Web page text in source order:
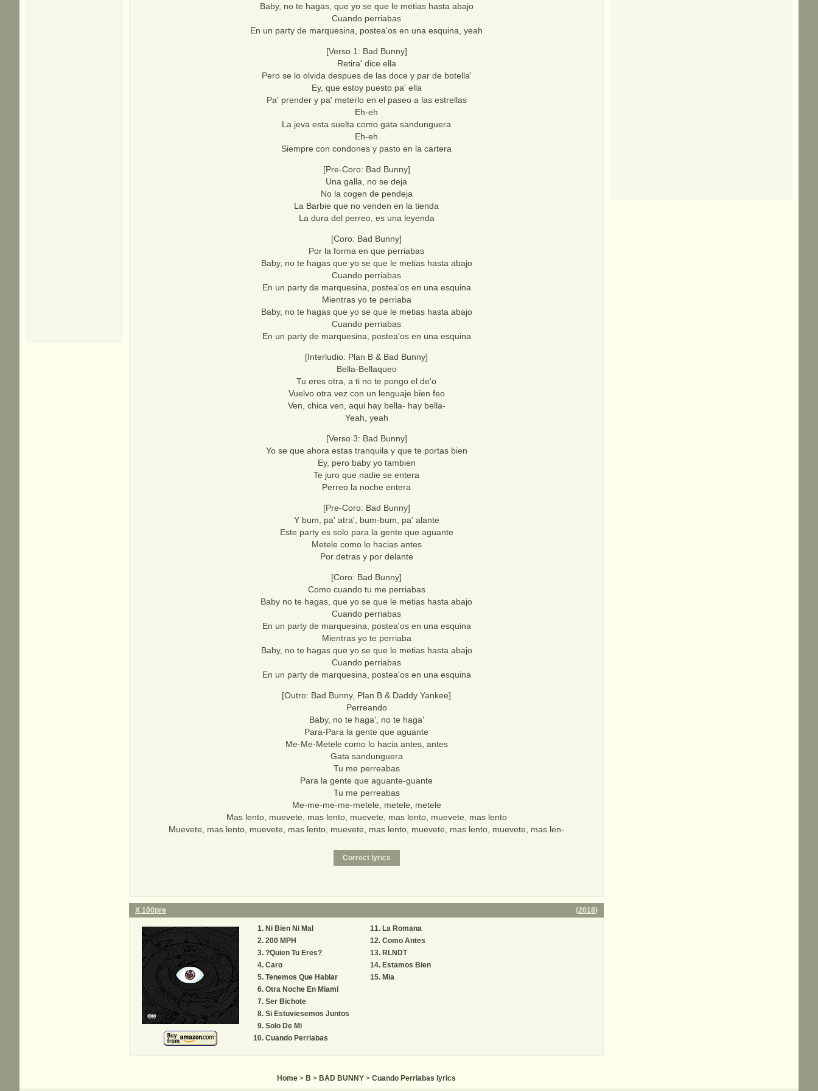
Baby, no te hagas, que yo se que le metias hasta abajo
Cuando perriabas
En un party de marquesina, postea'os en una esquina, yeah
[Verso 1: Bad Bunny]
Retira' dice ella
Pero se lo olvida despues de las doce y par de botella'
Ey, que estoy puesto pa' ella
Pa' prender y pa' meterlo en el paseo a las estrellas
Eh-eh
La jeva esta suelta como gata sandunguera
Eh-eh
Siempre con condones y pasto en la cartera
[Pre-Coro: Bad Bunny]
Una galla, no se deja
No la cogen de pendeja
La Barbie que no venden en la tienda
La dura del perreo, es una leyenda
[Coro: Bad Bunny]
Por la forma en que perriabas
Baby, no te hagas que yo se que le metias hasta abajo
Cuando perriabas
En un party de marquesina, postea'os en una esquina
Mientras yo te perriaba
Baby, no te hagas que yo se que le metias hasta abajo
Cuando perriabas
En un party de marquesina, postea'os en una esquina
[Interludio: Plan B & Bad Bunny]
Bella-Bellaqueo
Tu eres otra, a ti no te pongo el de'o
Vuelvo otra vez con un lenguaje bien feo
Ven, chica ven, aqui hay bella- hay bella-
Yeah, yeah
[Verso 3: Bad Bunny]
Yo se que ahora estas tranquila y que te portas bien
Ey, pero baby yo tambien
Te juro que nadie se entera
Perreo la noche entera
[Pre-Coro: Bad Bunny]
Y bum, pa' atra', bum-bum, pa' alante
Este party es solo para la gente que aguante
Metele como lo hacias antes
Por detras y por delante
[Coro: Bad Bunny]
Como cuando tu me perriabas
Baby no te hagas, que yo se que le metias hasta abajo
Cuando perriabas
En un party de marquesina, postea'os en una esquina
Mientras yo te perriaba
Baby, no te hagas que yo se que le metias hasta abajo
Cuando perriabas
En un party de marquesina, postea'os en una esquina
[Outro: Bad Bunny, Plan B & Daddy Yankee]
Perreando
Baby, no te haga', no te haga'
Para-Para la gente que aguante
Me-Me-Metele como lo hacia antes, antes
Gata sandunguera
Tu me perreabas
Para la gente que aguante-guante
Tu me perreabas
Me-me-me-me-metele, metele, metele
Mas lento, muevete, mas lento, muevete, mas lento, muevete, mas lento
Muevete, mas lento, muevete, mas lento, muevete, mas lento, muevete, mas lento, muevete, mas len-
X 100pre (2018)
Ni Bien Ni Mal
200 MPH
?Quien Tu Eres?
Caro
Tenemos Que Hablar
Otra Noche En Miami
Ser Bichote
Si Estuviesemos Juntos
Solo De Mi
Cuando Perriabas
La Romana
Como Antes
RLNDT
Estamos Bien
Mia
Home > B > BAD BUNNY > Cuando Perriabas lyrics